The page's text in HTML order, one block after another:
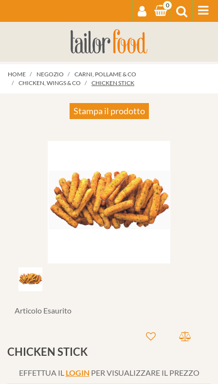
0
HOME NEGOZIO
CARNI, POLLAME & CO
CHICKEN, WINGS & CO
CHICKEN STICK
Stampa il prodotto
Articolo Esaurito
CHICKEN STICK
EFFETTUA IL LOGIN PER VISUALIZZARE IL PREZZO